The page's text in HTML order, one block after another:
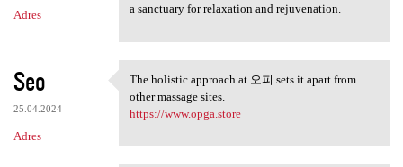
Adres
a sanctuary for relaxation and rejuvenation.
Seo
25.04.2024
Adres
The holistic approach at 오피
The holistic approach at 오피 sets it apart from
other massage sites.
https://www.opga.store